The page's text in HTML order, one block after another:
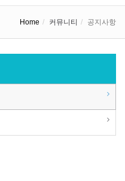
Home 커뮤니티 공지사항